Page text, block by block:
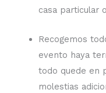
casa particular
Recogemos
evento haya
todo quede en
molestias